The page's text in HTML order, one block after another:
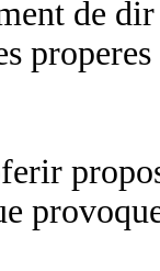
de